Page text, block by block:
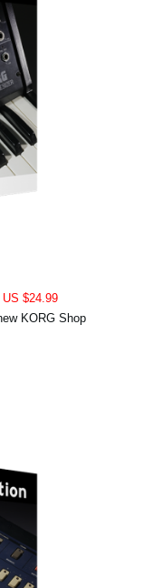
$24.99
KORG Shop